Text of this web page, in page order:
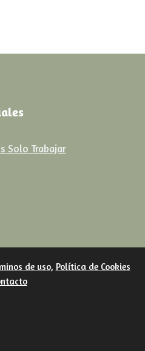
Solo Trabajar
de uso, Política de Cookies